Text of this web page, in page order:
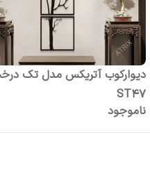
دیوارکوب آتریکس مدل تک
ST47
ناموجود